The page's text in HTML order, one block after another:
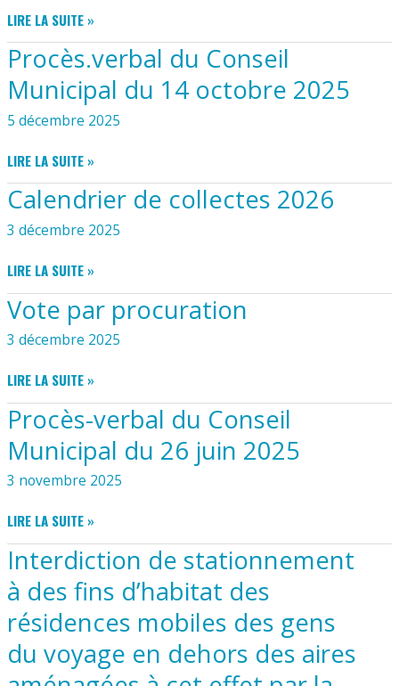
BULLETIN
MUNICIPAL
N°
34
–
DÉCEMBRE
LIRE LA SUITE »
Procès.verbal du Conseil
Municipal du 14 octobre 2025
5 décembre 2025
PROCÈS.VERBAL
DU
CONSEIL
DU
OCTOBRE
2025
LIRE LA SUITE »
Calendrier de collectes 2026
3 décembre 2025
CALENDRIER
DE
COLLECTES
LIRE LA SUITE »
Vote par procuration
3 décembre 2025
VOTE
PAR
PROCURATION
LIRE LA SUITE »
Procès-verbal du Conseil
Municipal du 26 juin 2025
3 novembre 2025
PROCÈS-
VERBAL
DU
CONSEIL
MUNICIPAL
DU
26
JUIN
2025
LIRE LA SUITE »
Interdiction de stationnement
à des fins d’habitat des
résidences mobiles des gens
du voyage en dehors des aires